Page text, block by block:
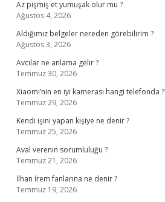
Az pişmiş et yumuşak olur mu ?
Ağustos 4, 2026
Aldığımız belgeler nereden görebilirim ?
Ağustos 3, 2026
Avcılar ne anlama gelir ?
Temmuz 30, 2026
Xiaomi’nin en iyi kamerası hangi telefonda ?
Temmuz 29, 2026
Kendi işini yapan kişiye ne denir ?
Temmuz 25, 2026
Aval verenin sorumluluğu ?
Temmuz 21, 2026
İlhan İrem fanlarına ne denir ?
Temmuz 19, 2026